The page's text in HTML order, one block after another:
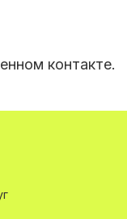
контакте.